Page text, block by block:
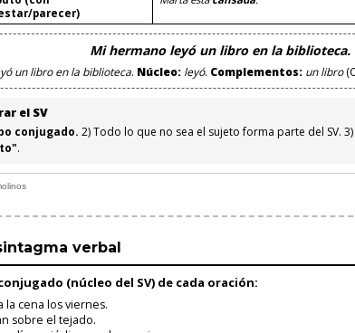
parecer)
Mi hermano leyó un libro en la biblioteca.
un libro en la biblioteca. Núcleo: leyó. Complementos: un libro
el SV
conjugado. 2) Todo lo que no sea el sujeto forma parte del SV.
.
verbal
(núcleo del SV) de cada oración:
cena los viernes.
sobre el tejado.